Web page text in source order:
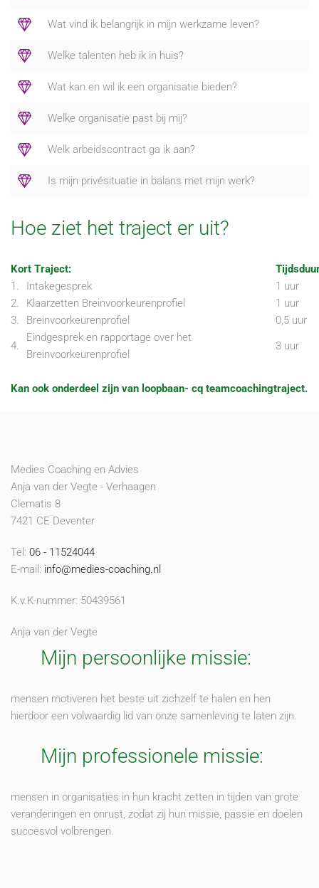
Wat vind ik belangrijk in mijn werkzame leven?
Welke talenten heb ik in huis?
Wat kan en wil ik een organisatie bieden?
Welke organisatie past bij mij?
Welk arbeidscontract ga ik aan?
Is mijn privésituatie in balans met mijn werk?
Hoe ziet het traject er uit?
Kort Traject:
1.
Intakegesprek
1 uur
2.
Klaarzetten Breinvoorkeurenprofiel
1 uur
3.
Breinvoorkeurenprofiel
0,5 uur
4.
Eindgesprek en rapportage over het
Breinvoorkeurenprofiel
3 uur
Kan ook onderdeel zijn van loopbaan- cq teamcoachingtraject.
Medies Coaching en Advies
Anja van der Vegte - Verhaagen
Clematis 8
7421 CE Deventer
Tel: 06 - 11524044
E-mail: info@medies-coaching.nl
K.v.K-nummer: 50439561
Anja van der Vegte
Mijn persoonlijke missie:
mensen motiveren het beste uit zichzelf te halen en hen
hierdoor een volwaardig lid van onze samenleving te laten zijn.
Mijn professionele missie:
mensen in organisaties in hun kracht zetten in tijden van grote
veranderingen en onrust, zodat zij hun missie, passie en doelen
succesvol volbrengen.